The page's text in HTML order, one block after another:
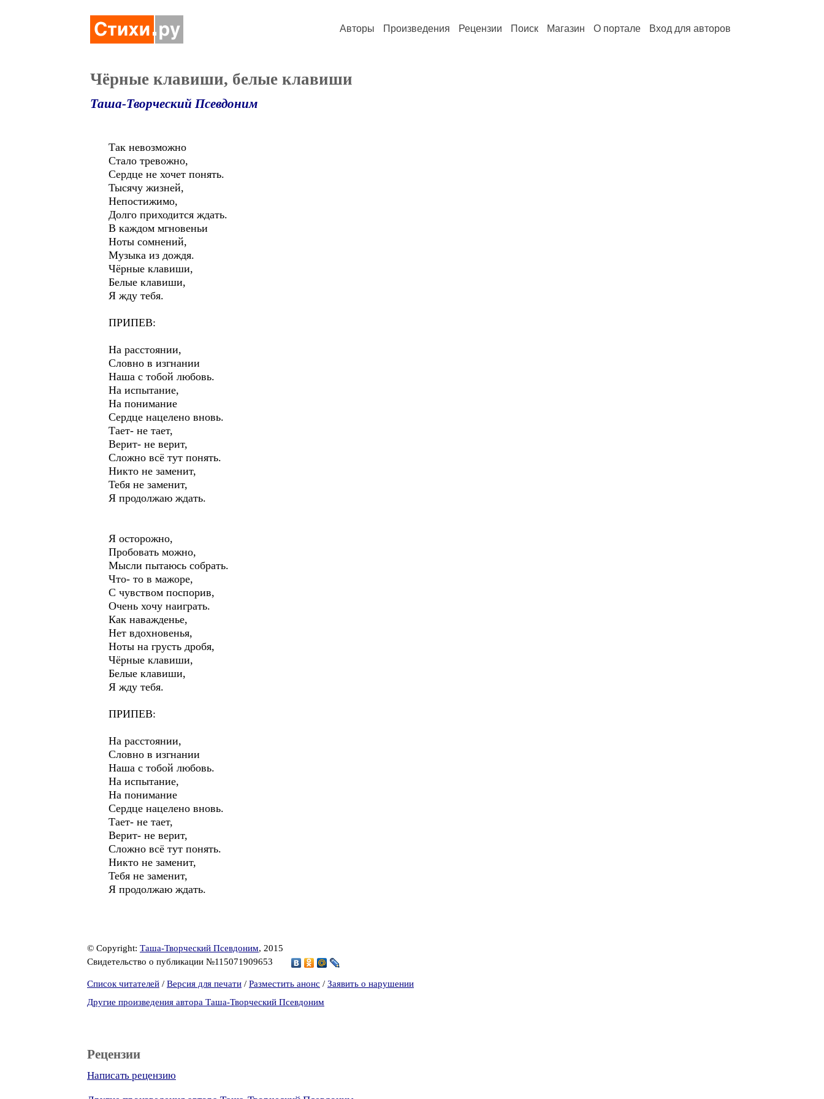
Авторы Произведения Рецензии Поиск Магазин О портале Вход для авторов
Чёрные клавиши, белые клавиши
Таша-Творческий Псевдоним
Так невозможно
Стало тревожно,
Сердце не хочет понять.
Тысячу жизней,
Непостижимо,
Долго приходится ждать.
В каждом мгновеньи
Ноты сомнений,
Музыка из дождя.
Чёрные клавиши,
Белые клавиши,
Я жду тебя.
ПРИПЕВ:
На расстоянии,
Словно в изгнании
Наша с тобой любовь.
На испытание,
На понимание
Сердце нацелено вновь.
Тает- не тает,
Верит- не верит,
Сложно всё тут понять.
Никто не заменит,
Тебя не заменит,
Я продолжаю ждать.
Я осторожно,
Пробовать можно,
Мысли пытаюсь собрать.
Что- то в мажоре,
С чувством поспорив,
Очень хочу наиграть.
Как наважденье,
Нет вдохновенья,
Ноты на грусть дробя,
Чёрные клавиши,
Белые клавиши,
Я жду тебя.
ПРИПЕВ:
На расстоянии,
Словно в изгнании
Наша с тобой любовь.
На испытание,
На понимание
Сердце нацелено вновь.
Тает- не тает,
Верит- не верит,
Сложно всё тут понять.
Никто не заменит,
Тебя не заменит,
Я продолжаю ждать.
© Copyright: Таша-Творческий Псевдоним, 2015
Свидетельство о публикации №115071909653
Список читателей / Версия для печати / Разместить анонс / Заявить о нарушении
Другие произведения автора Таша-Творческий Псевдоним
Рецензии
Написать рецензию